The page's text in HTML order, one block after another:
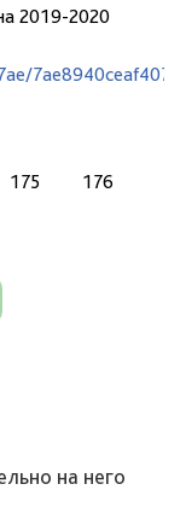
2019-2020
175 176
на него